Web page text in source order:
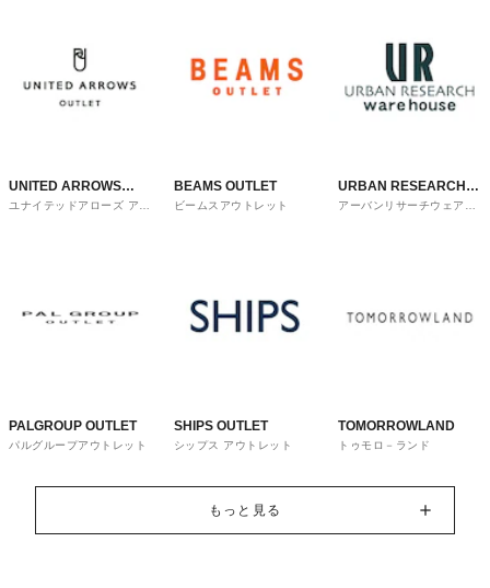
UNITED ARROWS
OUTLET
ユナイテッドアローズ アウ
BEAMS OUTLET
ビームスアウトレット
URBAN RESEARCH
ware house
アーバンリサーチウェアハ
PALGROUP OUTLET
パルグループアウトレット
SHIPS OUTLET
シップス アウトレット
TOMORROWLAND
トゥモロ－ランド
もっと見る